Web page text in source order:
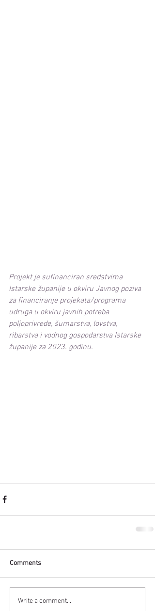
Projekt je sufinanciran sredstvima
Istarske županije u okviru Javnog poziva
za financiranje projekata/programa
udruga u okviru javnih potreba
poljoprivrede, šumarstva, lovstva,
ribarstva i vodnog gospodarstva Istarske
županije za 2023. godinu.
Comments
Write a comment...